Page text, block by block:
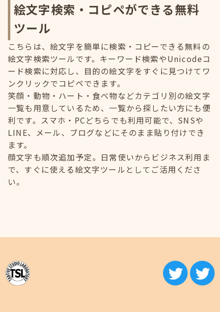
絵文字検索・コピペができる無料
ツール
こちらは、絵文字を簡単に検索・コピーできる無料の
絵文字検索ツールです。キーワード検索やUnicodeコ
ード検索に対応し、目的の絵文字をすぐに見つけてワ
ンクリックでコピペできます。
笑顔・動物・ハート・食べ物などカテゴリ別の絵文字
一覧も用意しているため、一覧から探したい方にも便
利です。スマホ・PCどちらでも利用可能で、SNSや
LINE、メール、ブログなどにそのまま貼り付けでき
ます。
顔文字も順次追加予定。日常使いからビジネス利用ま
で、すぐに使える絵文字ツールとしてご活用くださ
い。